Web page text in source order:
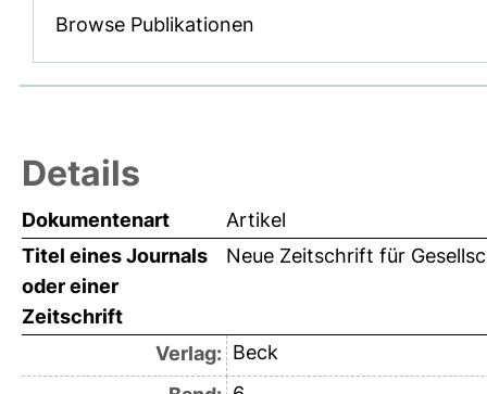
Browse Publikationen
Details
Dokumentenart
Artikel
Titel eines Journals
oder einer
Zeitschrift
Neue Zeitschrift für
Verlag: Beck